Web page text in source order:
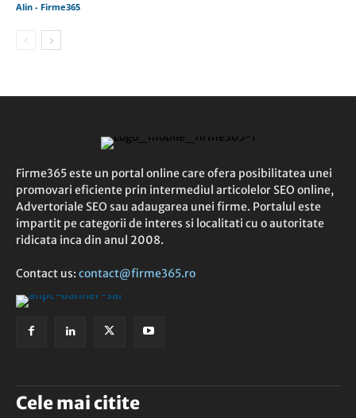
Alin - Firme365
Firme365 este un portal online care ofera posibilitatea unei
promovari eficiente prin intermediul articolelor SEO online,
Advertoriale SEO sau adaugarea unei firme. Portalul este
impartit pe categorii de interes si localitati cu o autoritate
ridicata inca din anul 2008.
Contact us: contact@firme365.ro
Cele mai citite